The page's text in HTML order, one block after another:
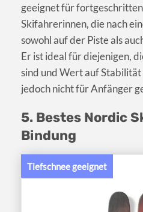
geeignet für
Skifahrerinnen, die nach
sowohl auf der Piste als
Er ist ideal für diejenigen,
sind und Wert auf
jedoch nicht für Anfänger
5. Bestes Nordic
Bindung
Tiefschnee geeignet